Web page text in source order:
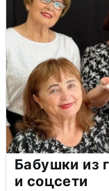
Бабушки из
и соцсети